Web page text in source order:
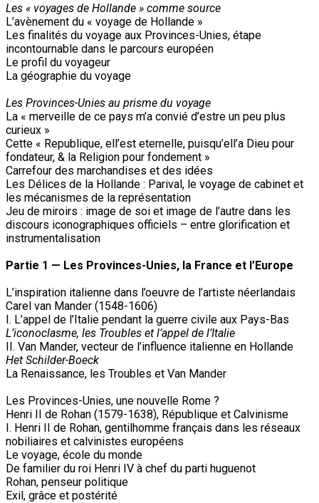
Les « voyages de Hollande » comme source
L’avènement du « voyage de Hollande »
Les finalités du voyage aux Provinces-Unies, étape
incontournable dans le parcours européen
Le profil du voyageur
La géographie du voyage
Les Provinces-Unies au prisme du voyage
La « merveille de ce pays m’a convié d’estre un peu plus
curieux »
Cette « Republique, ell’est eternelle, puisqu’ell’a Dieu pour
fondateur, & la Religion pour fondement »
Carrefour des marchandises et des idées
Les Délices de la Hollande : Parival, le voyage de cabinet et
les mécanismes de la représentation
Jeu de miroirs : image de soi et image de l’autre dans les
discours iconographiques officiels – entre glorification et
instrumentalisation
Partie 1 — Les Provinces-Unies, la France et l’Europe
L’inspiration italienne dans l’oeuvre de l’artiste néerlandais
Carel van Mander (1548-1606)
I. L’appel de l’Italie pendant la guerre civile aux Pays-Bas
L’iconoclasme, les Troubles et l’appel de l’Italie
II. Van Mander, vecteur de l’influence italienne en Hollande
Het Schilder-Boeck
La Renaissance, les Troubles et Van Mander
Les Provinces-Unies, une nouvelle Rome ?
Henri II de Rohan (1579-1638), République et Calvinisme
I. Henri II de Rohan, gentilhomme français dans les réseaux
nobiliaires et calvinistes européens
Le voyage, école du monde
De familier du roi Henri IV à chef du parti huguenot
Rohan, penseur politique
Exil, grâce et postérité